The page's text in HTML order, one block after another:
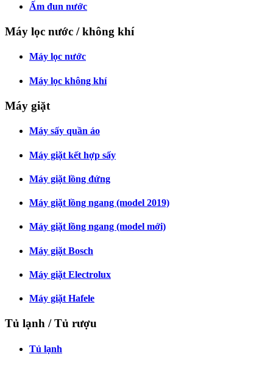
Ấm đun nước
Máy lọc nước / không khí
Máy lọc nước
Máy lọc không khí
Máy giặt
Máy sấy quần áo
Máy giặt kết hợp sấy
Máy giặt lồng đứng
Máy giặt lồng ngang (model 2019)
Máy giặt lồng ngang (model mới)
Máy giặt Bosch
Máy giặt Electrolux
Máy giặt Hafele
Tủ lạnh / Tủ rượu
Tủ lạnh